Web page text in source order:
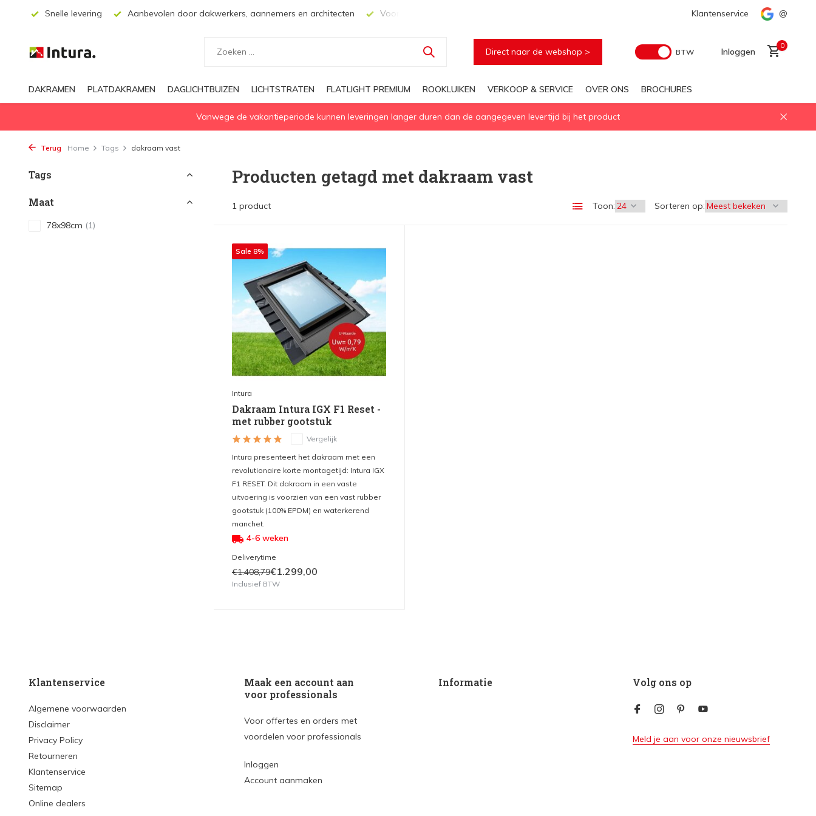
Snelle levering Aanbevolen door dakwerkers, aannemers en architecten Voor elke geïsoleerd daglichtoplossing Klantenservice @
Direct naar de webshop > BTW Inloggen
0
DAKRAMEN PLATDAKRAMEN DAGLICHTBUIZEN LICHTSTRATEN FLATLIGHT PREMIUM ROOKLUIKEN VERKOOP & SERVICE OVER ONS BROCHURES
Vanwege de vakantieperiode kunnen leveringen langer duren dan de aangegeven levertijd bij het product
Terug Home Tags dakraam vast
Tags
Maat
78x98cm (1)
Producten getagd met dakraam vast
1 product Toon: Sorteren op:
Sale 8%
Intura
Dakraam Intura IGX F1 Reset -
met rubber gootstuk
Vergelijk
Intura presenteert het dakraam met een
revolutionaire korte montagetijd: Intura IGX
F1 RESET. Dit dakraam in een vaste
uitvoering is voorzien van een vast rubber
gootstuk (100% EPDM) en waterkerend
manchet.
4-6 weken
Deliverytime
€1.408,79€1.299,00
Inclusief BTW
Klantenservice
Algemene voorwaarden
Disclaimer
Privacy Policy
Retourneren
Klantenservice
Sitemap
Online dealers
Maak een account aan
voor professionals
Voor offertes en orders met
voordelen voor professionals
Inloggen
Account aanmaken
Informatie Volg ons op
Meld je aan voor onze nieuwsbrief